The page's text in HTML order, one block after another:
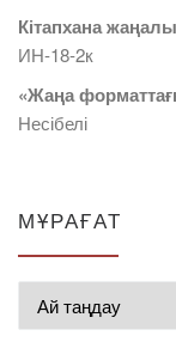
Кітапхана
ИН-18-2к
«Жаңа
Несібелі
МҰРАҒАТ